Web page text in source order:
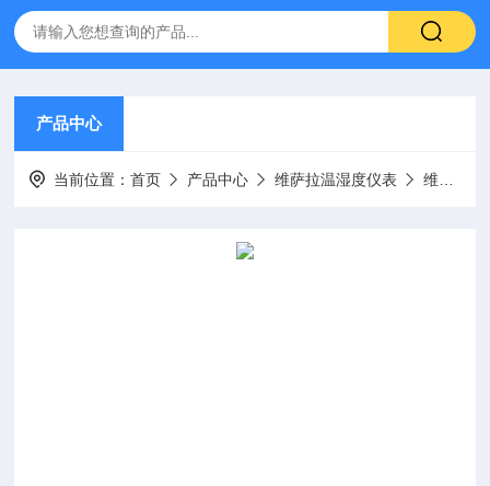
产品中心
当前位置：首页 产品中心 维萨拉温湿度仪表 维萨拉温湿度变送器